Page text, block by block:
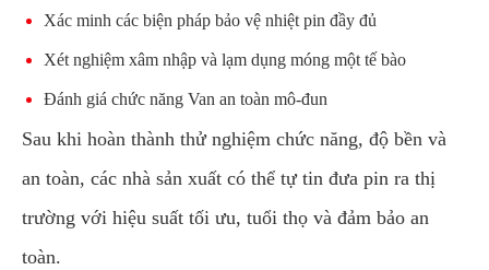
Xác minh các biện pháp bảo vệ nhiệt pin đầy đủ
Xét nghiệm xâm nhập và lạm dụng móng một tế bào
Đánh giá chức năng Van an toàn mô-đun
Sau khi hoàn thành thử nghiệm chức năng, độ bền và
an toàn, các nhà sản xuất có thể tự tin đưa pin ra thị
trường với hiệu suất tối ưu, tuổi thọ và đảm bảo an
toàn.